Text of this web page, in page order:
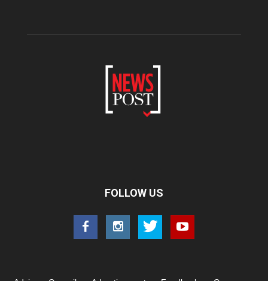
FOLLOW US